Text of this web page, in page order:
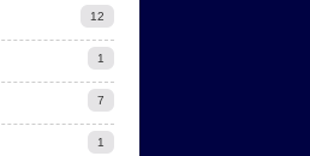
12
1
7
1